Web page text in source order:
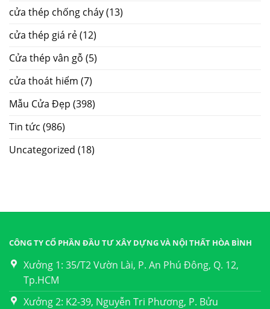
cửa thép chống cháy(13)
cửa thép giá rẻ(12)
Cửa thép vân gỗ (5)
cửa thoát hiểm (7)
Mẫu Cửa Đẹp (398)
Tin tức (986)
Uncategorized (18)
CÔNG TY CỔ PHẦN ĐẦU TƯ XÂY DỰNG VÀ NỘI THẤT HÒA BÌNH
Xưởng 1: 35/T2 Vườn Lài, P. An Phú Đông, Q. 12,
Tp.HCM
Xưởng 2: K2-39, Nguyễn Tri Phương, P. Bửu